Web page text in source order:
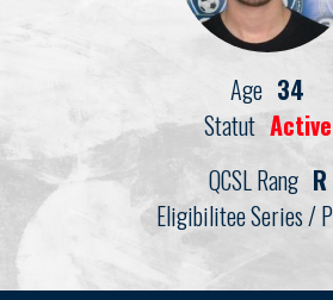
Age 34
Statut Active
QCSL Rang R
Eligibilitee Series /